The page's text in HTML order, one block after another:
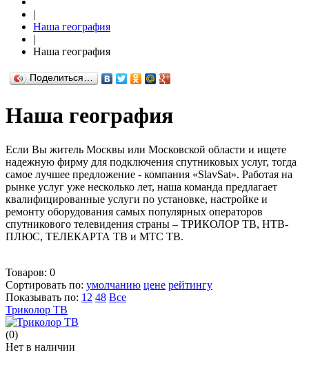
|
Наша география
|
Наша география
Поделиться…
Наша география
Если Вы житель Москвы или Московской области и ищете
надежную фирму для подключения спутниковых услуг, тогда
самое лучшее предложение - компания «SlavSat». Работая на
рынке услуг уже несколько лет, наша команда предлагает
квалифицированные услуги по установке, настройке и
ремонту оборудования самых популярных операторов
спутникового телевидения страны – ТРИКОЛОР ТВ, НТВ-
ПЛЮС, ТЕЛЕКАРТА ТВ и МТС ТВ.
Товаров: 0
Сортировать по: умолчанию цене рейтингу
Показывать по: 12 48 Все
Триколор ТВ
(0)
Нет в наличии